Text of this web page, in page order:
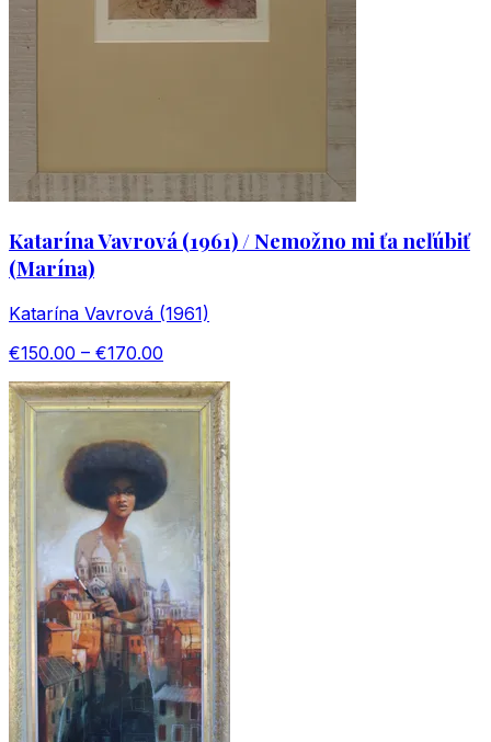
Katarína Vavrová (1961) / Nemožno mi ťa neľúbiť
(Marína)
Katarína Vavrová (1961)
€150.00 – €170.00